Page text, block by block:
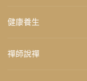
健康養生
禪師說禪